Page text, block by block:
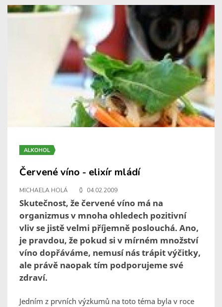
ALKOHOL
Červené víno - elixír mládí
MICHAELA HOLÁ 04.02.2009
Skutečnost, že červené víno má na
organizmus v mnoha ohledech pozitivní
vliv se jistě velmi příjemně poslouchá. Ano,
je pravdou, že pokud si v mírném množství
víno dopřáváme, nemusí nás trápit výčitky,
ale právě naopak tím podporujeme své
zdraví.
Jedním z prvních výzkumů na toto téma byla v roce